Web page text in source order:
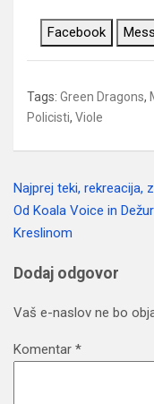
Facebook
Tags: Green Dragons,
Policisti, Viole
Navigacija
prispevka
Najprej teki, rekreacija,
Od Koala Voice in
Kreslinom
Dodaj odgovor
Vaš e-naslov ne bo
Komentar *